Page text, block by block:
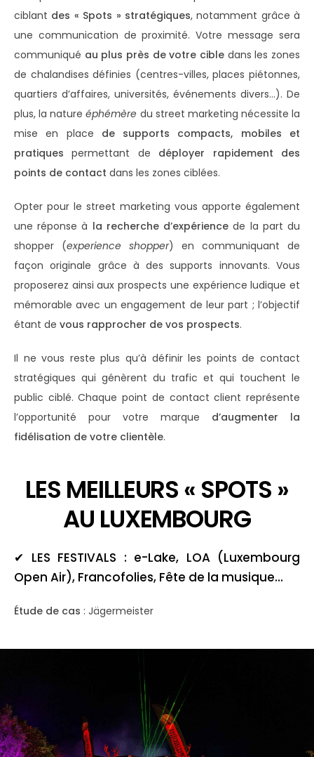
ciblant des « Spots » stratégiques, notamment grâce à
une communication de proximité. Votre message sera
communiqué au plus près de votre cible dans les zones
de chalandises définies (centres-villes, places piétonnes,
quartiers d’affaires, universités, événements divers…). De
plus, la natureéphémère du street marketing nécessite la
mise en place de supports compacts, mobiles et
pratiques permettant de déployer rapidement des
points de contact dans les zones ciblées.
Opter pour le street marketing vous apporte également
une réponse à la recherche d’expérience de la part du
shopper (experience shopper) en communiquant de
façon originale grâce à des supports innovants. Vous
proposerez ainsi aux prospects une expérience ludique et
mémorable avec un engagement de leur part ; l’objectif
étant de vous rapprocher de vos prospects.
Il ne vous reste plus qu’à définir les points de contact
stratégiques qui génèrent du trafic et qui touchent le
public ciblé. Chaque point de contact client représente
l’opportunité pour votre marque d’augmenter la
fidélisation de votre clientèle.
LES MEILLEURS « SPOTS »
AU LUXEMBOURG
✔ LES FESTIVALS : e-Lake, LOA (Luxembourg
Open Air), Francofolies, Fête de la musique…
Étude de cas : Jägermeister